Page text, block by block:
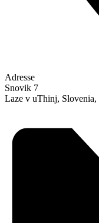
Adresse
Snovik 7
Laze v uThinj, Slovenia,